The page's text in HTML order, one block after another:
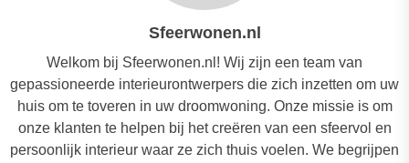
Sfeerwonen.nl
Welkom bij Sfeerwonen.nl! Wij zijn een team van
gepassioneerde interieurontwerpers die zich inzetten om uw
huis om te toveren in uw droomwoning. Onze missie is om
onze klanten te helpen bij het creëren van een sfeervol en
persoonlijk interieur waar ze zich thuis voelen. We begrijpen